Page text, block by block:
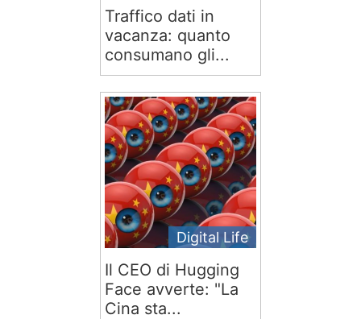
Traffico dati in
vacanza: quanto
consumano gli...
Digital Life
Il CEO di Hugging
Face avverte: "La
Cina sta...